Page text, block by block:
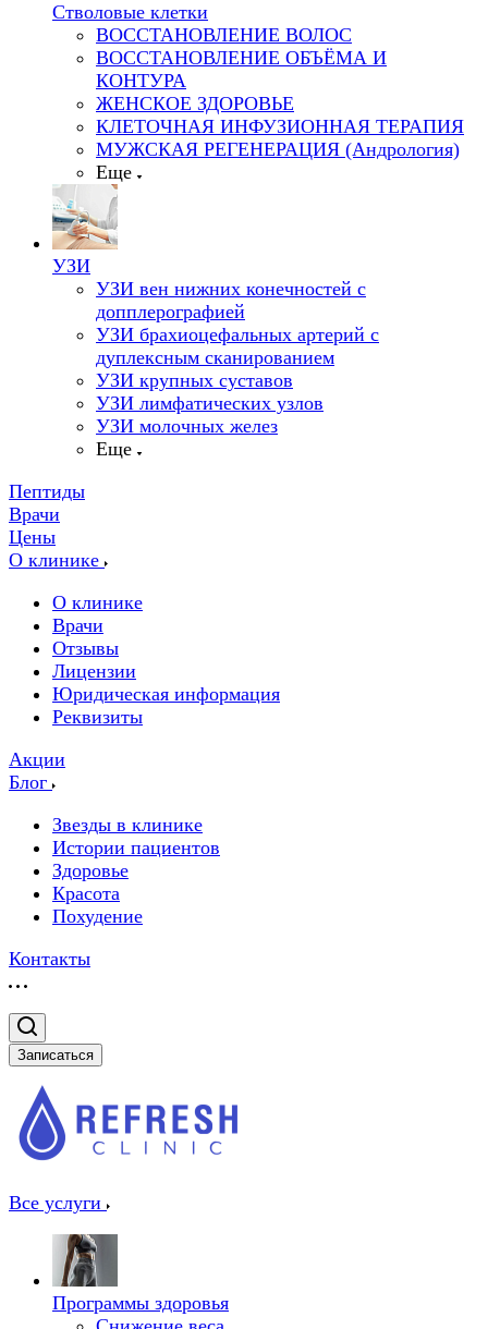
Стволовые клетки
ВОССТАНОВЛЕНИЕ ВОЛОС
ВОССТАНОВЛЕНИЕ ОБЪЁМА И
КОНТУРА
ЖЕНСКОЕ ЗДОРОВЬЕ
КЛЕТОЧНАЯ ИНФУЗИОННАЯ ТЕРАПИЯ
МУЖСКАЯ РЕГЕНЕРАЦИЯ (Андрология)
Еще
УЗИ
УЗИ вен нижних конечностей с
допплерографией
УЗИ брахиоцефальных артерий с
дуплексным сканированием
УЗИ крупных суставов
УЗИ лимфатических узлов
УЗИ молочных желез
Еще
Пептиды
Врачи
Цены
О клинике
О клинике
Врачи
Отзывы
Лицензии
Юридическая информация
Реквизиты
Акции
Блог
Звезды в клинике
Истории пациентов
Здоровье
Красота
Похудение
Контакты
Записаться
Все услуги
Программы здоровья